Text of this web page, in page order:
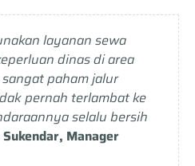
layanan sewa
dinas di area
paham jalur
pernah terlambat ke
selalu bersih
Manager